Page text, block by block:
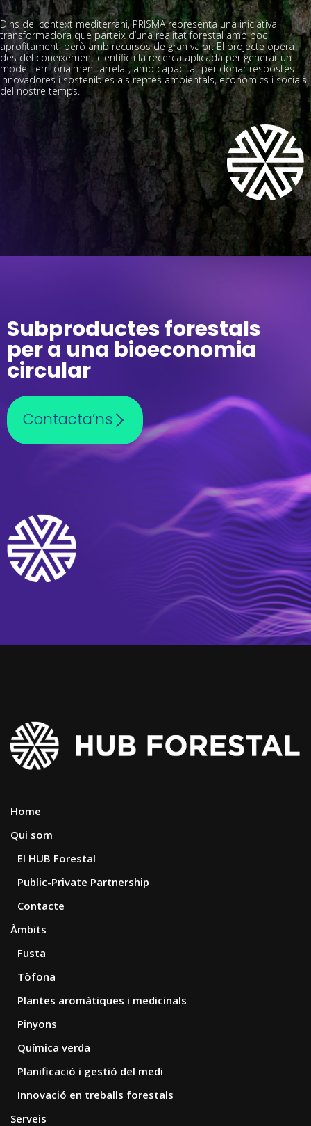
Dins del context mediterrani, PRISMA representa una iniciativa
transformadora que parteix d’una realitat forestal amb poc
aprofitament, però amb recursos de gran valor. El projecte opera
des del coneixement científic i la recerca aplicada per generar un
model territorialment arrelat, amb capacitat per donar respostes
innovadores i sostenibles als reptes ambientals, econòmics i socials
del nostre temps.
Subproductes forestals
per a una bioeconomia
circular
Contacta’ns
Home
Qui som
El HUB Forestal
Public-Private Partnership
Contacte
Àmbits
Fusta
Tòfona
Plantes aromàtiques i medicinals
Pinyons
Química verda
Planificació i gestió del medi
Innovació en treballs forestals
Serveis